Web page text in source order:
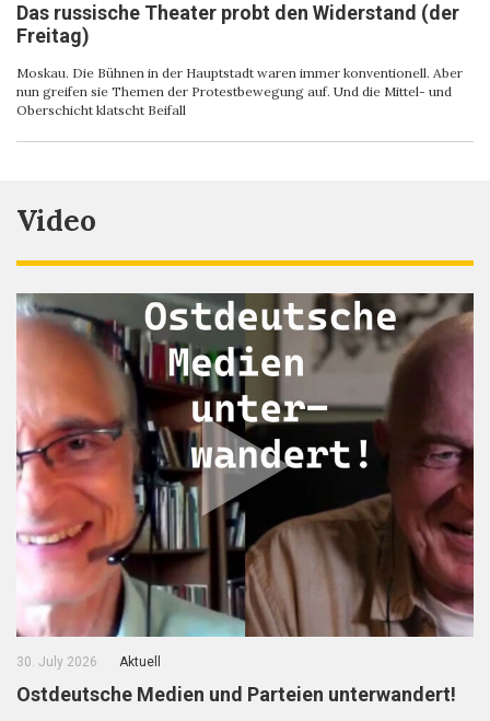
Das russische Theater probt den Widerstand (der
Freitag)
Moskau. Die Bühnen in der Hauptstadt waren immer konventionell. Aber
nun greifen sie Themen der Protestbewegung auf. Und die Mittel- und
Oberschicht klatscht Beifall
Video
30. July 2026 Aktuell
Ostdeutsche Medien und Parteien unterwandert!